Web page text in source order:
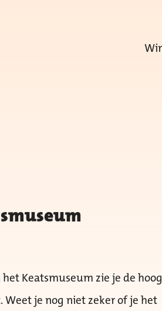
Keatsmuseum zie je de
je nog niet zeker of je het